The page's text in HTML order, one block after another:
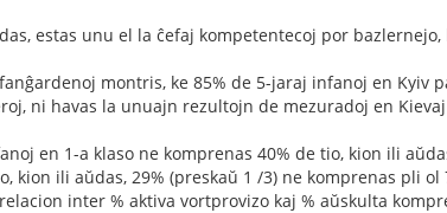
estas unu el la ĉefaj kompetentecoj por
montris, ke 85% de 5-jaraj infanoj en Kyiv
ni havas la unuajn rezultojn de mezuradoj en
en 1-a klaso ne komprenas 40% de tio, kion ili
kion ili aŭdas, 29% (preskaŭ 1 /3) ne komprenas pli
inter % aktiva vortprovizo kaj % aŭskulta